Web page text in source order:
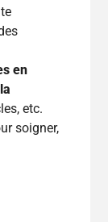
en
etc.
soigner,